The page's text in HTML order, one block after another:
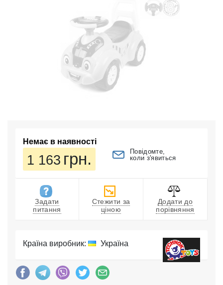
Немає в наявності
1 163 грн.
Повідомте,
коли з'явиться
Задати
питання
Стежити за
ціною
Додати до
порівняння
Країна виробник: Україна